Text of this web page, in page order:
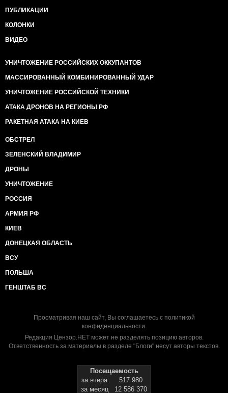
ПУБЛИКАЦИИ
КОЛОНКИ
ВИДЕО
УНИЧТОЖЕНИЕ РОССИЙСКИХ ОККУПАНТОВ
МАССИРОВАННЫЙ КОМБИНИРОВАННЫЙ УДАР
УНИЧТОЖЕНИЕ РОССИЙСКОЙ ТЕХНИКИ
АТАКА ДРОНОВ НА РЕГИОНЫ РФ
РАКЕТНАЯ АТАКА НА КИЕВ
ОБСТРЕЛ
ЗЕЛЕНСКИЙ ВЛАДИМИР
ДРОНЫ
УНИЧТОЖЕНИЕ
РОССИЯ
АРМИЯ РФ
КИЕВ
ДОНЕЦКАЯ ОБЛАСТЬ
ВСУ
ПОЛЬША
ГЕНШТАБ ВС
Просматривая наш сайт, Вы соглашаетесь с политикой
конфиденциальности.
Редакция Цензор.НЕТ может не разделять позицию авторов.
Ответственность за материалы в разделе "Блоги" несут авторы текстов.
Посещаемость
за вчера
517 980
за месяц
12 586 370